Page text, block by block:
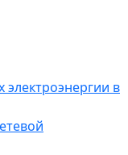
в